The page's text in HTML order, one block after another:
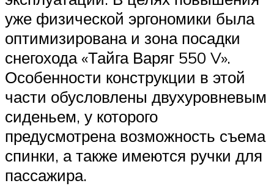
уже физической эргономики была
оптимизирована и зона посадки
снегохода «Тайга Варяг 550 V».
Особенности конструкции в этой
части обусловлены двухуровневым
сиденьем, у которого
предусмотрена возможность съема
спинки, а также имеются ручки для
пассажира.